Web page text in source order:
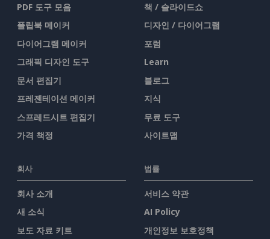
PDF 도구 모음
플립북 메이커
다이어그램 메이커
그래픽 디자인 도구
문서 편집기
프레젠테이션 메이커
스프레드시트 편집기
가격 책정
책 / 슬라이드쇼
디자인 / 다이어그램
포럼
Learn
블로그
지식
무료 도구
사이트맵
회사
회사 소개
새 소식
보도 자료 키트
법률
서비스 약관
AI Policy
개인정보 보호정책